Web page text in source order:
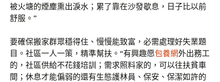
被火塘的煙塵熏出淚水；累了靠在沙發歇息，日子比以前
舒服。”
要確保搬家群眾穩得住、慢慢能致富，必需處理好失業題
目。社區一人一策，精準幫扶。“有興趣愿包養網外出務工
的，社區供給不花錢培訓；需求照料家的，可以往扶貧車
間；休息才能偏弱的還有生態護林員、保安、保潔如許的